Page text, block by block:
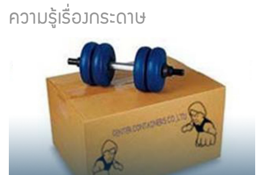
ความรู้เรื่องกระดาษ